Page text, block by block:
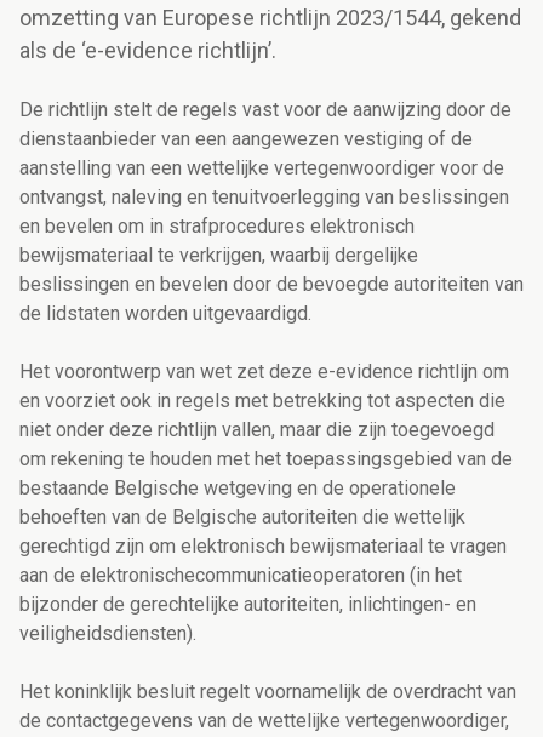
omzetting van Europese richtlijn 2023/1544, gekend
als de ‘e-evidence richtlijn’.
De richtlijn stelt de regels vast voor de aanwijzing door de
dienstaanbieder van een aangewezen vestiging of de
aanstelling van een wettelijke vertegenwoordiger voor de
ontvangst, naleving en tenuitvoerlegging van beslissingen
en bevelen om in strafprocedures elektronisch
bewijsmateriaal te verkrijgen, waarbij dergelijke
beslissingen en bevelen door de bevoegde autoriteiten van
de lidstaten worden uitgevaardigd.
Het voorontwerp van wet zet deze e-evidence richtlijn om
en voorziet ook in regels met betrekking tot aspecten die
niet onder deze richtlijn vallen, maar die zijn toegevoegd
om rekening te houden met het toepassingsgebied van de
bestaande Belgische wetgeving en de operationele
behoeften van de Belgische autoriteiten die wettelijk
gerechtigd zijn om elektronisch bewijsmateriaal te vragen
aan de elektronischecommunicatieoperatoren (in het
bijzonder de gerechtelijke autoriteiten, inlichtingen- en
veiligheidsdiensten).
Het koninklijk besluit regelt voornamelijk de overdracht van
de contactgegevens van de wettelijke vertegenwoordiger,